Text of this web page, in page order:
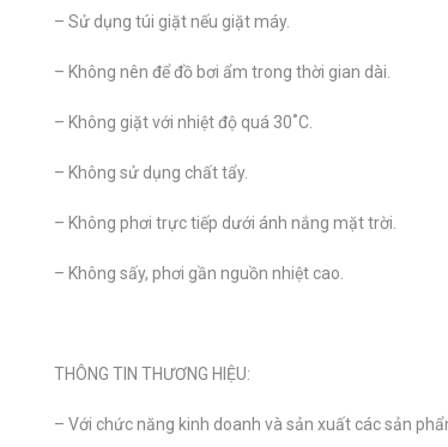
– Sử dụng túi giặt nếu giặt máy.
– Không nên để đồ bơi ẩm trong thời gian dài.
– Không giặt với nhiệt độ quá 30˚C.
– Không sử dụng chất tẩy.
– Không phơi trực tiếp dưới ánh nắng mặt trời.
– Không sấy, phơi gần nguồn nhiệt cao.
THÔNG TIN THƯƠNG HIỆU:
– Với chức năng kinh doanh và sản xuất các sản